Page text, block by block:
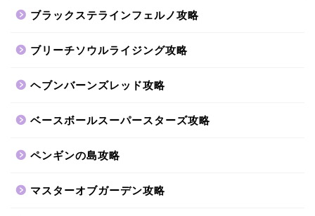
ブラックステラインフェルノ攻略
ブリーチソウルライジング攻略
ヘブンバーンズレッド攻略
ベースボールスーパースターズ攻略
ペンギンの島攻略
マスターオブガーデン攻略